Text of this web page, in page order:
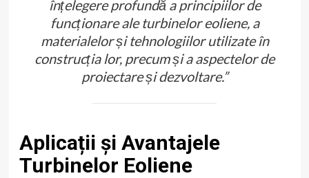
înțelegere profundă a principiilor de
funcționare ale turbinelor eoliene, a
materialelor și tehnologiilor utilizate în
construcția lor, precum și a aspectelor de
proiectare și dezvoltare.”
Aplicații și Avantajele
Turbinelor Eoliene